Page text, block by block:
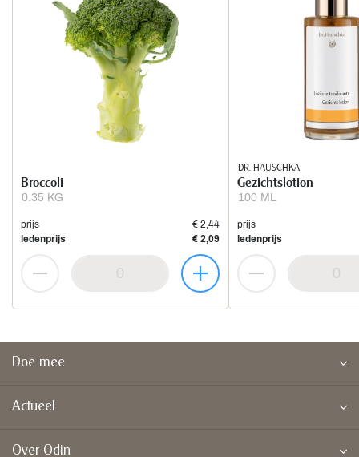
0.35 KG
Broccoli
prijs
€ 2,44
ledenprijs
€ 2,09
DR. HAUSCHKA
100 ML
Gezichtslotion
prijs
ledenprijs
Doe mee
Actueel
Over Odin